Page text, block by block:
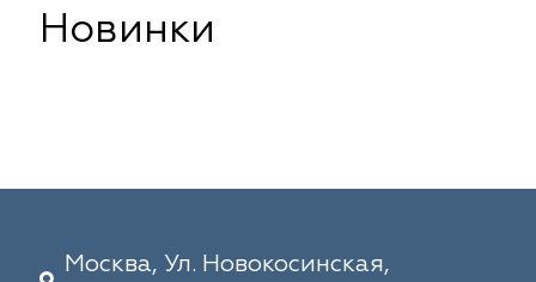
Новинки
Москва, Ул. Новокосинская,